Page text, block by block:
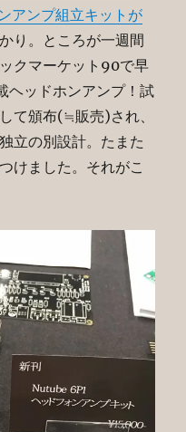
アンプ組立キットが
り。ところが一週間
クマーケット90で早
ヘッドホンアンプ！試
て頒布(≒販売)され、
立の別設計。たまた
けました。それがこ